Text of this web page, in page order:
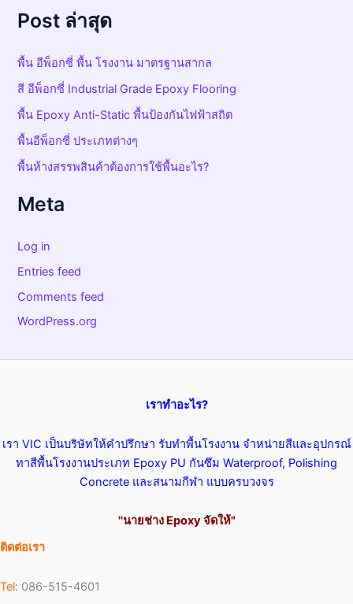
Post ล่าสุด
พื้น อีพ็อกซี่ พื้น โรงงาน มาตรฐานสากล
สี อีพ็อกซี่ Industrial Grade Epoxy Flooring
พื้น Epoxy Anti-Static พื้นป้องกันไฟฟ้าสถิต
พื้นอีพ็อกซี่ ประเภทต่างๆ
พื้นห้างสรรพสินค้าต้องการใช้พื้นอะไร?
Meta
Log in
Entries feed
Comments feed
WordPress.org
เราทำอะไร?
เรา VIC เป็นบริษัทให้คำปรึกษา รับทำพื้นโรงงาน จำหน่ายสีและอุปกรณ์
ทาสีพื้นโรงงานประเภท Epoxy PU กันซึม Waterproof, Polishing
Concrete และสนามกีฬา แบบครบวงจร
''นายช่าง Epoxy จัดให้"
ติดต่อเรา
Tel: 086-515-4601